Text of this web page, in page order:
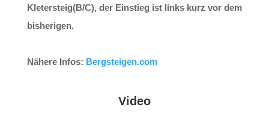
Kletersteig(B/C), der Einstieg ist links kurz vor dem
bisherigen.
Nähere Infos: Bergsteigen.com
Video